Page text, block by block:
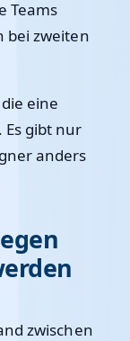
Teams
bei zweiten
eine
gibt nur
anders
zwischen